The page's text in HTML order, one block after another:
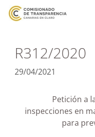
R312/2020
29/04/2021
Petición a
inspecciones en
para